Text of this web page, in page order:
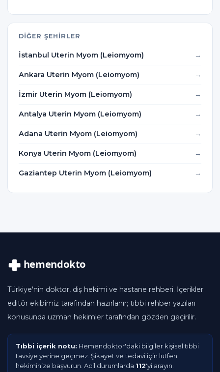
DIĞER ŞEHIRLER
İstanbul Uterin Myom (Leiomyom)
Ankara Uterin Myom (Leiomyom)
İzmir Uterin Myom (Leiomyom)
Antalya Uterin Myom (Leiomyom)
Adana Uterin Myom (Leiomyom)
Konya Uterin Myom (Leiomyom)
Gaziantep Uterin Myom (Leiomyom)
Türkiye'nin doktor, diş hekimi ve hastane rehberi. İçerikler
editör ekibimiz tarafından hazırlanır; tıbbi rehber yazıları
konusunda uzman hekimler tarafından gözden geçirilir.
Tıbbi içerik notu: Hemendoktor'daki bilgiler kişisel tıbbi
tavsiye yerine geçmez. Şikayet ve tedavi için lütfen
hekiminize başvurun. Acil durumlarda 112'yi arayın.